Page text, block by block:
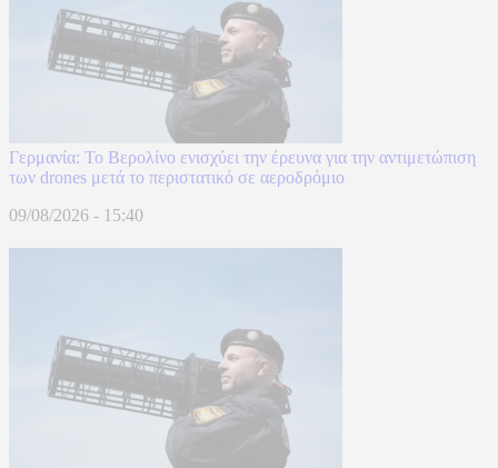
Γερμανία: Το Βερολίνο ενισχύει την έρευνα για την αντιμετώπιση
των drones μετά το περιστατικό σε αεροδρόμιο
09/08/2026 - 15:40